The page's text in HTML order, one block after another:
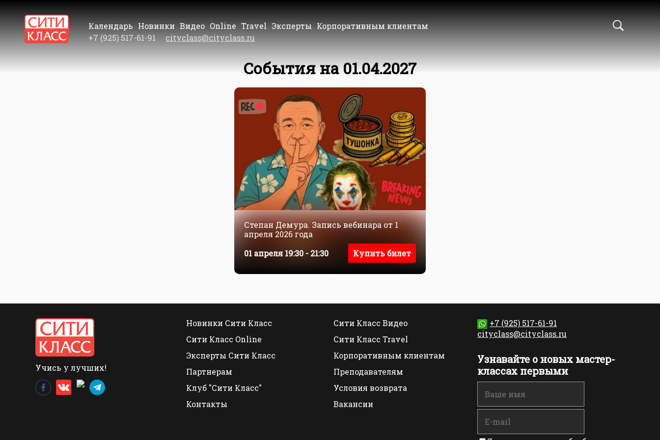
Календарь Новинки Видео Online Travel Эксперты Корпоративным клиентам
+7 (925) 517-61-91
cityclass@cityclass.ru
События на 01.04.2027
Степан Демура. Запись вебинара от 1
апреля 2026 года
01 апреля 19:30 - 21:30
Купить билет
Учись у лучших!
Новинки Сити Класс
Сити Класс Видео
Сити Класс Online
Сити Класс Travel
Эксперты Сити Класс
Корпоративным клиентам
Партнерам
Преподавателям
Клуб "Сити Класс"
Условия возврата
Контакты
Вакансии
+7 (925) 517-61-91
cityclass@cityclass.ru
Узнавайте о новых мастер-
классах первыми